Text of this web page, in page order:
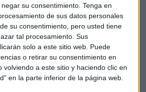
su consentimiento. Tenga en
de sus datos personales
su consentimiento, pero usted tiene
tal procesamiento. Sus
solo a este sitio web. Puede
o retirar su consentimiento en
volviendo a este sitio y haciendo clic en
en la parte inferior de la página web.
de Iberdrola ha provocado un
del mercado diario estimado en unos
considerando las
se desarrolla la conducta, se ha
propio y en un impacto para el
De acuerdo con lo señalado en el
el beneficio se estima en unos 21,5